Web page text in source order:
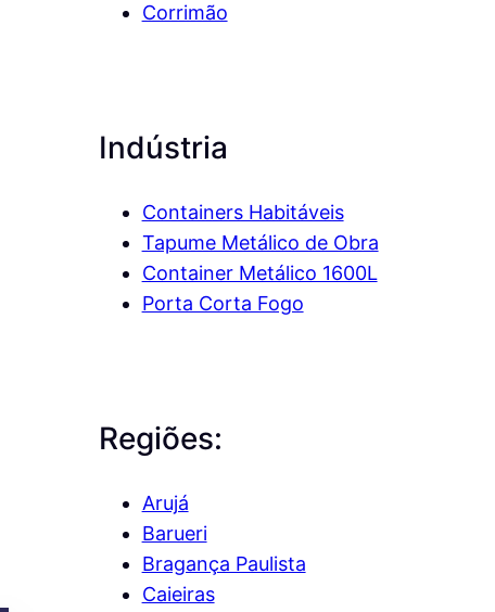
Corrimão
Indústria
Containers Habitáveis
Tapume Metálico de Obra
Container Metálico 1600L
Porta Corta Fogo
Regiões:
Arujá
Barueri
Bragança Paulista
Caieiras